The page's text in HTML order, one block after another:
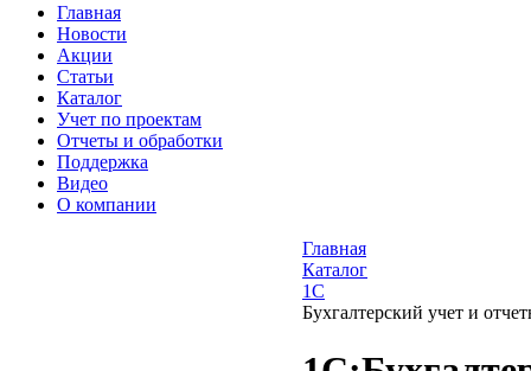
Главная
Новости
Акции
Статьи
Каталог
Учет по проектам
Отчеты и обработки
Поддержка
Видео
О компании
Главная
Каталог
1C
Бухгалтерский учет и